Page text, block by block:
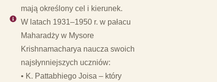
mają określony cel i kierunek.
W latach 1931–1950 r. w pałacu
Maharadży w Mysore
Krishnamacharya naucza swoich
najsłynniejszych uczniów:
• K. Pattabhiego Joisa – który